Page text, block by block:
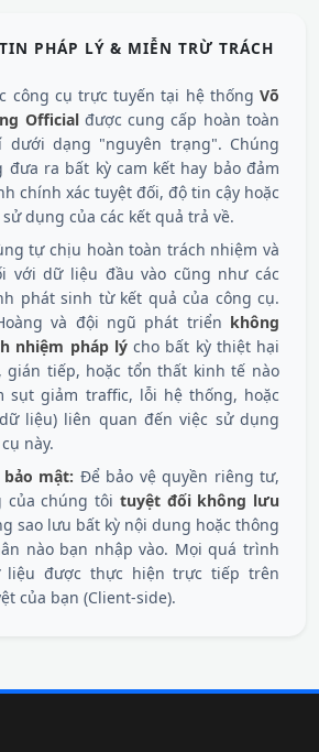
PHÁP LÝ & MIỄN TRỪ TRÁCH
công cụ trực tuyến tại hệ thống Võ
Officialđược cung cấp hoàn toàn
dưới dạng "nguyên trạng". Chúng
đưa ra bất kỳ cam kết hay bảo đảm
chính xác tuyệt đối, độ tin cậy hoặc
dụng của các kết quả trả về.
tự chịu hoàn toàn trách nhiệm và
với dữ liệu đầu vào cũng như các
phát sinh từ kết quả của công cụ.
và đội ngũ phát triển không
nhiệm pháp lýcho bất kỳ thiệt hại
gián tiếp, hoặc tổn thất kinh tế nào
sụt giảm traffic, lỗi hệ thống, hoặc
liệu) liên quan đến việc sử dụng
này.
mật: Để bảo vệ quyền riêng tư,
của chúng tôi tuyệt đối không lưu
sao lưu bất kỳ nội dung hoặc thông
nào bạn nhập vào. Mọi quá trình
được thực hiện trực tiếp trên
của bạn (Client-side).